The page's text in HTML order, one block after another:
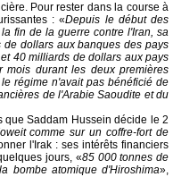
Pour rester dans la course à
: «Depuis le début des
fin de la guerre contre l'Iran, sa
dollars aux banques des pays
40 milliards de dollars aux pays
durant les deux premières
régime n'avait pas bénéficié de
de l'Arabie Saoudite et du
que Saddam Hussein décide le 2
comme sur un coffre-fort de
l'Irak : ses intérêts financiers
jours, «85 000 tonnes de
bombe atomique d'Hiroshima»,